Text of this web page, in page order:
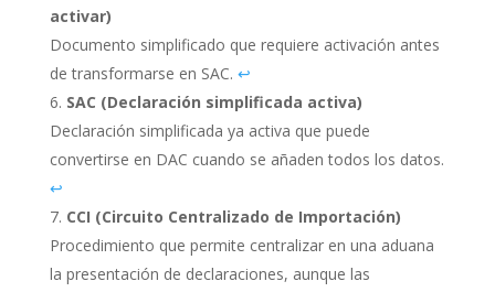
activar)
Documento simplificado que requiere activación antes
de transformarse en SAC. ↩︎
SAC (Declaración simplificada activa)
Declaración simplificada ya activa que puede
convertirse en DAC cuando se añaden todos los datos.
↩︎
CCI (Circuito Centralizado de Importación)
Procedimiento que permite centralizar en una aduana
la presentación de declaraciones, aunque las